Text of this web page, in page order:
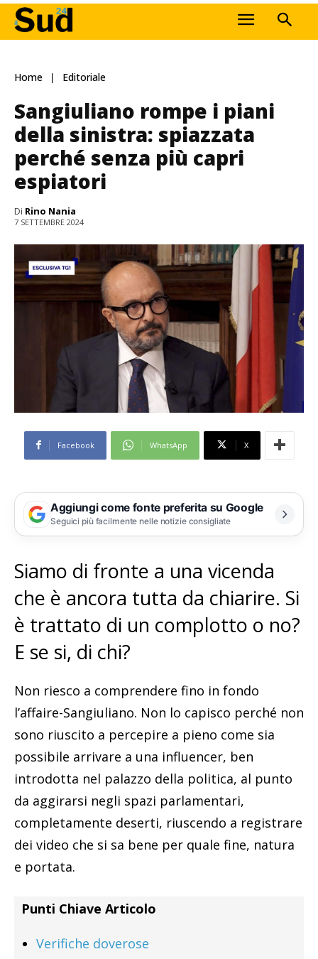
Home Editoriale
Sangiuliano rompe i piani
della sinistra: spiazzata
perché senza più capri
espiatori
Di Rino Nania
7 SETTEMBRE 2024
Facebook WhatsApp X
Aggiungi come fonte preferita su Google
Seguici più facilmente nelle notizie consigliate
Siamo di fronte a una vicenda
che è ancora tutta da chiarire. Si
è trattato di un complotto o no?
E se si, di chi?
Non riesco a comprendere fino in fondo
l’affaire-Sangiuliano. Non lo capisco perché non
sono riuscito a percepire a pieno come sia
possibile arrivare a una influencer, ben
introdotta nel palazzo della politica, al punto
da aggirarsi negli spazi parlamentari,
completamente deserti, riuscendo a registrare
dei video che si sa bene per quale fine, natura
e portata.
Punti Chiave Articolo
Verifiche doverose